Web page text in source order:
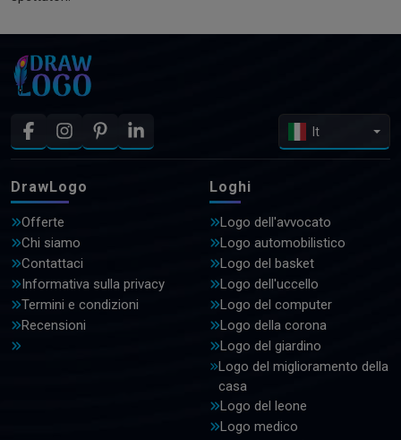
It
DrawLogo
Offerte
Chi siamo
Contattaci
Informativa sulla privacy
Termini e condizioni
Recensioni
Loghi
Logo dell'avvocato
Logo automobilistico
Logo del basket
Logo dell'uccello
Logo del computer
Logo della corona
Logo del giardino
Logo del miglioramento della
casa
Logo del leone
Logo medico